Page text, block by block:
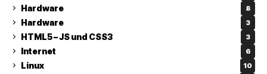
Hardware 8
Hardware 3
HTML5 – JS und CSS3 3
Internet 6
Linux 10